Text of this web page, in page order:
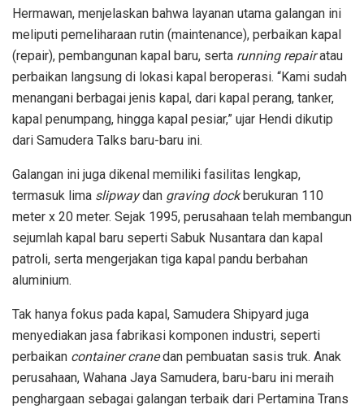
Hermawan, menjelaskan bahwa layanan utama galangan ini
meliputi pemeliharaan rutin (maintenance), perbaikan kapal
(repair), pembangunan kapal baru, serta running repairatau
perbaikan langsung di lokasi kapal beroperasi. “Kami sudah
menangani berbagai jenis kapal, dari kapal perang, tanker,
kapal penumpang, hingga kapal pesiar,” ujar Hendi dikutip
dari Samudera Talks baru-baru ini.
Galangan ini juga dikenal memiliki fasilitas lengkap,
termasuk lima slipwaydan graving dockberukuran 110
meter x 20 meter. Sejak 1995, perusahaan telah membangun
sejumlah kapal baru seperti Sabuk Nusantara dan kapal
patroli, serta mengerjakan tiga kapal pandu berbahan
aluminium.
Tak hanya fokus pada kapal, Samudera Shipyard juga
menyediakan jasa fabrikasi komponen industri, seperti
perbaikan container cranedan pembuatan sasis truk. Anak
perusahaan, Wahana Jaya Samudera, baru-baru ini meraih
penghargaan sebagai galangan terbaik dari Pertamina Trans